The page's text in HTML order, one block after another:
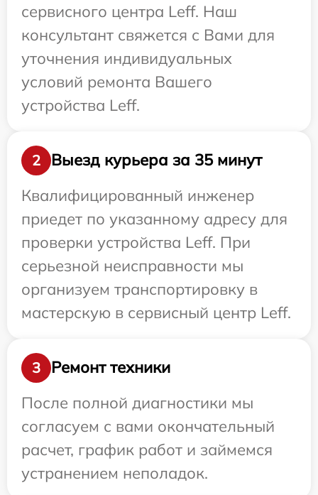
сервисного центра Leff. Наш
консультант свяжется с Вами для
уточнения индивидуальных
условий ремонта Вашего
устройства Leff.
2
Выезд курьера за 35 минут
Квалифицированный инженер
приедет по указанному адресу для
проверки устройства Leff. При
серьезной неисправности мы
организуем транспортировку в
мастерскую в сервисный центр Leff.
3
Ремонт техники
После полной диагностики мы
согласуем с вами окончательный
расчет, график работ и займемся
устранением неполадок.